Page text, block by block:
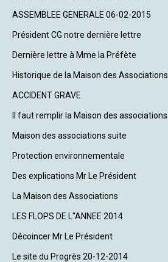
ASSEMBLEE GENERALE 06-02-2015
Président CG notre dernière lettre
Dernière lettre à Mme la Préfète
Historique de la Maison des Associations
ACCIDENT GRAVE
Il faut remplir la Maison des associations
Maison des associations suite
Protection environnementale
Des explications Mr Le Président
La Maison des Associations
LES FLOPS DE L"ANNEE 2014
Décoincer Mr Le Président
Le site du Progrès 20-12-2014